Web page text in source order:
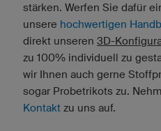
stärken. Werfen Sie dafür
unsere hochwertigen
direkt unseren 3D-
zu 100% individuell zu
wir Ihnen auch gerne
sogar Probetrikots zu.
Kontakt zu uns auf.